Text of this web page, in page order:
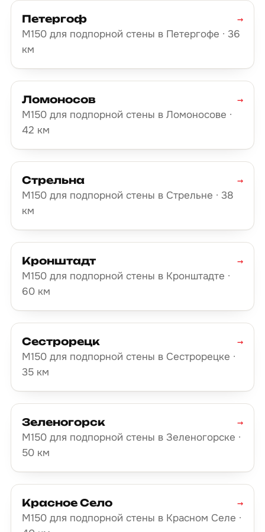
Петергоф
М150 для подпорной стены в Петергофе · 36
км
→
Ломоносов
М150 для подпорной стены в Ломоносове ·
42 км
→
Стрельна
М150 для подпорной стены в Стрельне · 38
км
→
Кронштадт
М150 для подпорной стены в Кронштадте ·
60 км
→
Сестрорецк
М150 для подпорной стены в Сестрорецке ·
35 км
→
Зеленогорск
М150 для подпорной стены в Зеленогорске ·
50 км
→
Красное Село
М150 для подпорной стены в Красном Селе ·
→